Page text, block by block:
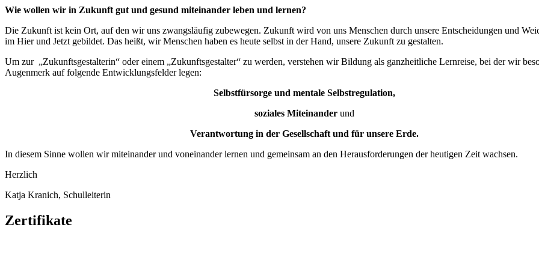
Wie wollen wir in Zukunft gut und gesund miteinander leben und lernen?
Die Zukunft ist kein Ort, auf den wir uns zwangsläufig zubewegen. Zukunft wird von uns Menschen durch unsere Entscheidungen und
im Hier und Jetzt gebildet. Das heißt, wir Menschen haben es heute selbst in der Hand, unsere Zukunft zu gestalten.
Um zur „Zukunftsgestalterin“ oder einem „Zukunftsgestalter“ zu werden, verstehen wir Bildung als ganzheitliche Lernreise, bei der wir
Augenmerk auf folgende Entwicklungsfelder legen:
Selbstfürsorge und mentale Selbstregulation,
soziales Miteinander und
Verantwortung in der Gesellschaft und für unsere Erde.
In diesem Sinne wollen wir miteinander und voneinander lernen und gemeinsam an den Herausforderungen der heutigen Zeit wachsen.
Herzlich
Katja Kranich, Schulleiterin
Zertifikate